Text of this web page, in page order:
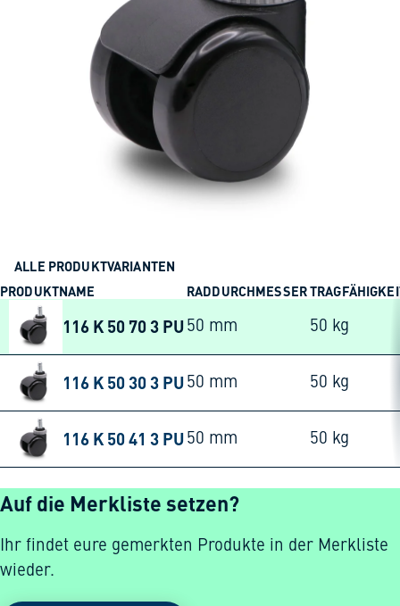
ALLE PRODUKTVARIANTEN
PRODUKTNAME
RADDURCHMESSER
116 K 50 70 3 PU 50 mm 50 kg
116 K 50 30 3 PU 50 mm 50 kg
116 K 50 41 3 PU 50 mm 50 kg
Auf die Merkliste setzen?
Ihr findet eure gemerkten Produkte in der Merkliste
wieder.